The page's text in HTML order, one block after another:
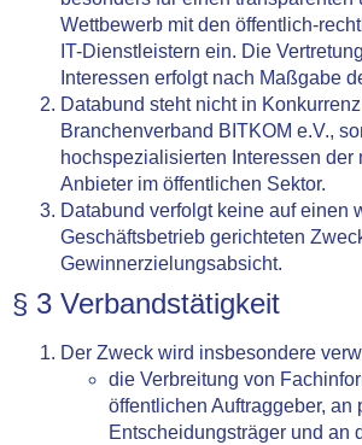
Wettbewerb mit den öffentlich-
IT-Dienstleistern ein. Die
Interessen erfolgt nach Maßgabe
Databund steht nicht in
Branchenverband BITKOM e.V.,
hochspezialisierten Interessen der
Anbieter im öffentlichen Sektor.
Databund verfolgt keine auf einen
Geschäftsbetrieb gerichteten
Gewinnerzielungsabsicht.
§ 3 Verbandstätigkeit
Der Zweck wird insbesondere
die Verbreitung von
öffentlichen Auftraggeber, an
Entscheidungsträger und an